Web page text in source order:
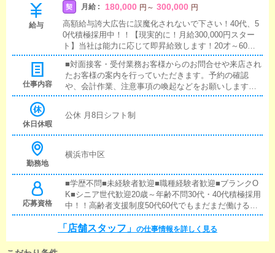
給与
契 月給 : 180,000 円 ～ 300,000 円
高額給与誇大広告に誤魔化されないで下さい！40代、5
0代積極採用中！！【現実的に！月給300,000円スター
ト】当社は能力に応じて即昇給致します！20才～60代
位まで週2日公休（シフト制）■年2回賞与有■大入制度
有 お客様ご来店が多い場合大入手当がつきます。（実
質月給32万円位）■交通費支給■マンション寮完備70代
でもまだまだ働きたい！【6時間だけのパートタイム社
支給①9時～15時 18万円～②15時～21時 18万円～③
随時昇格 経験者は即時昇給いたします。※週払い、現
仕事内容
■対面接客・受付業務お客様からのお問合せや来店され
たお客様の案内を行っていただきます。予約の確認
や、会計作業、注意事項の喚起などをお願いします。
簡単なマニュアルや、先輩スタッフに付いて業務内容
方でも安心して働けます。■企画の立案店舗イベントや
上】【キャストの方の入店数の増加】など、売上UPに
理お店で働いていただいているキャストの方が稼げる
ようにインターネットを使ったPR（写メ日記）などの
使い方などのアドバイスを行っていただきます。■PC
更新業務ヘブンネットなど、ポータルサイト等の店舗
情報やイベント、求人ブログの作成となります。基本
的にはボタンを押すだけや、ブログの更新時に簡単に
休日休暇
公休 月8日シフト制
勤務地
横浜市中区
応募資格
■学歴不問■未経験者歓迎■職種経験者歓迎■ブランクO
K■シニア世代歓迎20歳～年齢不問30代・40代積極採用
中！！高齢者支援制度50代60代でもまだまだ働ける！
応募受付は電話のみになります。045-231-8111
「店舗スタッフ」 の仕事情報を詳しく見る